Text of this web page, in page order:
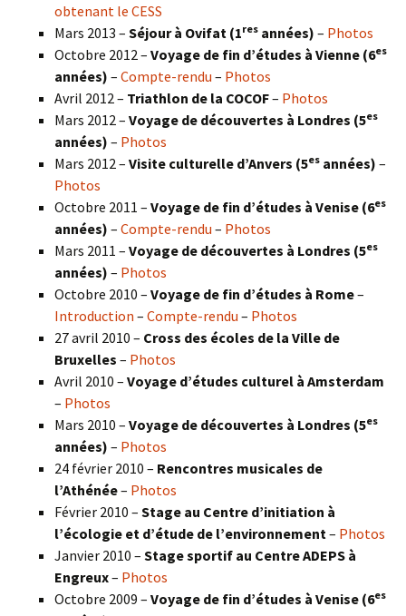
obtenant le CESS
Mars 2013 – Séjour à Ovifat (1res années) – Photos
Octobre 2012 – Voyage de fin d’études à Vienne (6es
années) – Compte-rendu – Photos
Avril 2012 – Triathlon de la COCOF– Photos
Mars 2012 – Voyage de découvertes à Londres (5es
années) – Photos
Mars 2012 – Visite culturelle d’Anvers (5es années) –
Photos
Octobre 2011 – Voyage de fin d’études à Venise (6es
années) – Compte-rendu – Photos
Mars 2011 – Voyage de découvertes à Londres (5es
années) – Photos
Octobre 2010 – Voyage de fin d’études à Rome–
Introduction – Compte-rendu – Photos
27 avril 2010 – Cross des écoles de la Ville de
Bruxelles – Photos
Avril 2010 – Voyage d’études culturel à Amsterdam
– Photos
Mars 2010 – Voyage de découvertes à Londres (5es
années) – Photos
24 février 2010 – Rencontres musicales de
l’Athénée– Photos
Février 2010 – Stage au Centre d’initiation à
l’écologie et d’étude de l’environnement – Photos
Janvier 2010 – Stage sportif au Centre ADEPS à
Engreux– Photos
Octobre 2009 – Voyage de fin d’études à Venise (6es